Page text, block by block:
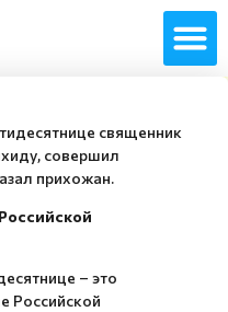
священник
совершил
прихожан.
– это
Российской